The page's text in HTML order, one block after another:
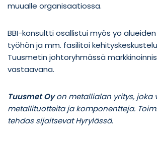
muualle organisaatiossa.
BBI-konsultti osallistui myös yo
työhön ja mm. fasilitoi
Tuusmetin johtoryhmässä
vastaavana.
Tuusmet Oyon metallialan yritys, joka
metallituotteita ja komponentteja.
tehdas sijaitsevat Hyrylässä.